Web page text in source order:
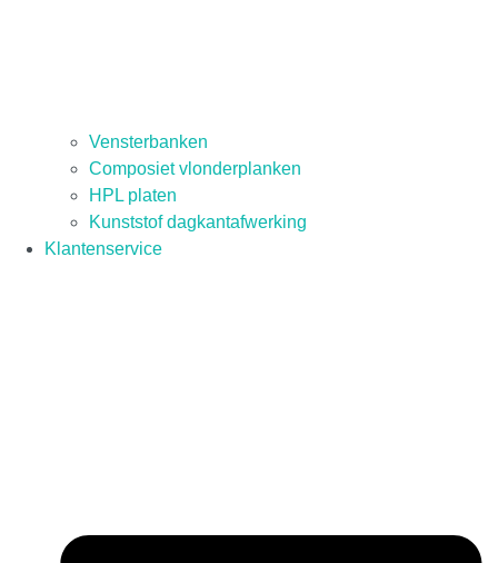
Vensterbanken
Composiet vlonderplanken
HPL platen
Kunststof dagkantafwerking
Klantenservice